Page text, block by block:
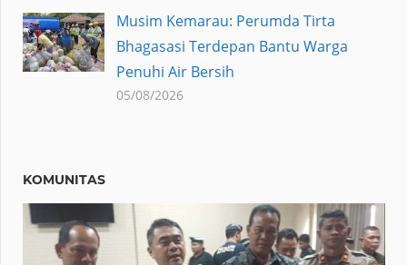
Musim Kemarau: Perumda Tirta
Bhagasasi Terdepan Bantu Warga
Penuhi Air Bersih
05/08/2026
KOMUNITAS